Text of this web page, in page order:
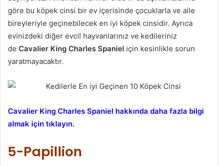
göre bu köpek cinsi bir ev içerisinde çocuklarla ve aile
bireyleriyle geçinebilecek en iyi köpek cinsidir. Ayrıca
evinizdeki diğer evcil hayvanlarınız ve kedileriniz
de Cavalier King Charles Spaniel için kesinlikle sorun
yaratmayacaktır.
Cavalier King Charles Spaniel hakkında daha fazla bilgi
almak için tıklayın.
5-Papillion